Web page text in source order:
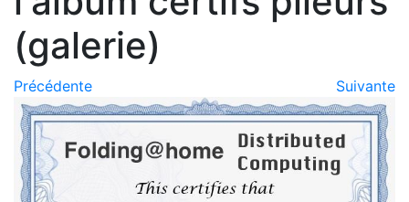
(galerie)
Précédente Suivante